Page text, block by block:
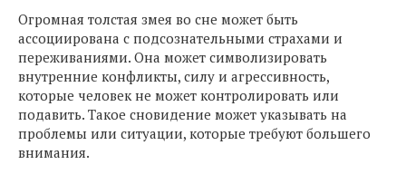
Огромная толстая змея во сне может быть
ассоциирована с подсознательными страхами и
переживаниями. Она может символизировать
внутренние конфликты, силу и агрессивность,
которые человек не может контролировать или
подавить. Такое сновидение может указывать на
проблемы или ситуации, которые требуют большего
внимания.